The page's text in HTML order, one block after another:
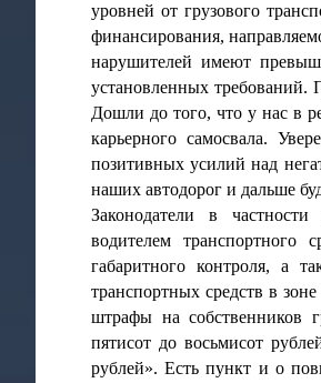
уровней от грузового
финансирования,
нарушителей имеют
установленных требований.
Дошли до того, что у нас в
карьерного самосвала.
позитивных усилий над
наших автодорог и дальше
Законодатели в
водителем транспортного
габаритного контроля, а
транспортных средств в
штрафы на собственников
пятисот до восьмисот
рублей». Есть пункт и о